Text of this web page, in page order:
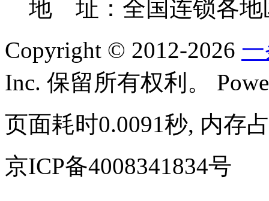
地 址：全国连锁各地
Copyright © 2012-2026
Inc. 保留所有权利。
页面耗时0.0091秒, 内存
京ICP备4008341834号